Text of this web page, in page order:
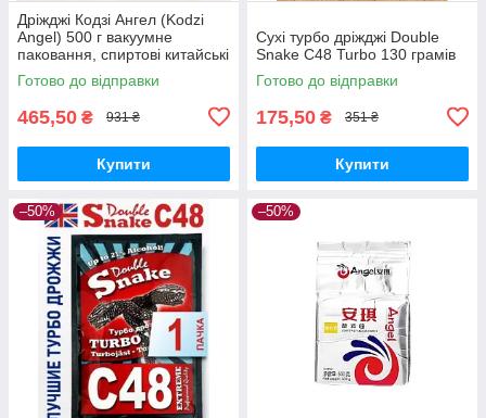
Дріжджі Кодзі Ангел (Kodzi
Angel) 500 г вакуумне
паковання, спиртові китайські
дріжджі
Готово до відправки
465,50 ₴ 931 ₴
Купити
Сухі турбо дріжджі Double
Snake C48 Turbo 130 грамів
Готово до відправки
175,50 ₴ 351 ₴
Купити
–50% –50%